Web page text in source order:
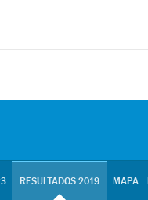
RESULTADOS 2019 MAPA